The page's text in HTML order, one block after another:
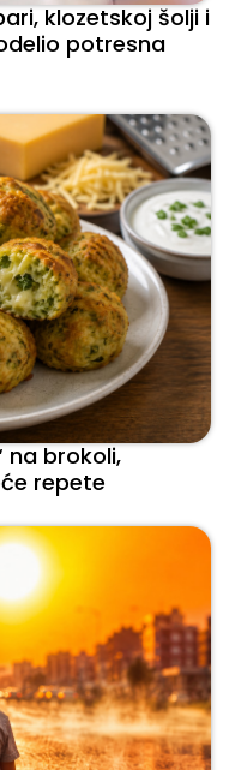
klozetskoj šolji i
potresna
na brokoli,
repete